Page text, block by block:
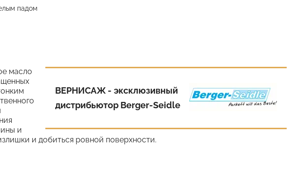
падом
ВЕРНИСАЖ - эксклюзивный
дистрибьютор Berger-Seidle
масло
и
и добиться ровной поверхности.